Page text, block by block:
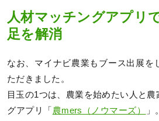
人材マッチングアプリ
足を解消
なお、マイナビ農業もブース出展を
ただきました。
目玉の1つは、農業を始めたい人と
グアプリ「 農mers（ノウマーズ）